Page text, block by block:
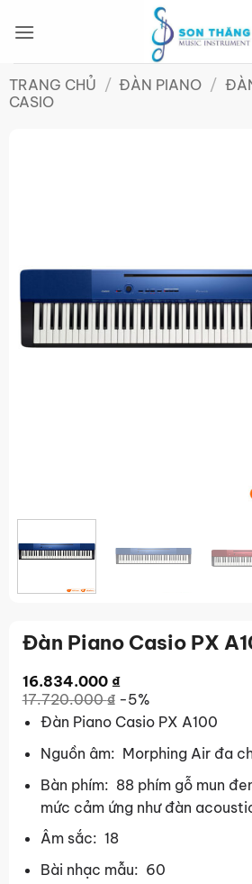
qua
dung
TRANG CHỦ / ĐÀN PIANO /
CASIO
Đàn Piano Casio PX
16.834.000 ₫
17.720.000₫ -5%
Đàn Piano Casio PX A100
Nguồn âm: Morphing Air đa
Bàn phím: 88 phím gỗ mun
mức cảm ứng như đàn
Âm sắc: 18
Bài nhạc mẫu: 60